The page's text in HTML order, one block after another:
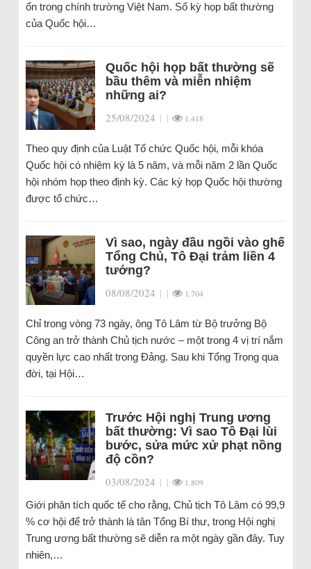
ổn trong chính trường Việt Nam. Số kỳ họp bất thường
của Quốc hội…
Quốc hội họp bất thường sẽ
bầu thêm và miễn nhiệm
những ai?
25/08/2024 | | 1.418
Theo quy định của Luật Tổ chức Quốc hội, mỗi khóa
Quốc hội có nhiệm kỳ là 5 năm, và mỗi năm 2 lần Quốc
hội nhóm họp theo định kỳ. Các kỳ họp Quốc hội thường
được tổ chức…
Vì sao, ngày đầu ngồi vào ghế
Tổng Chủ, Tô Đại trảm liền 4
tướng?
08/08/2024 | | 1.704
Chỉ trong vòng 73 ngày, ông Tô Lâm từ Bộ trưởng Bộ
Công an trở thành Chủ tịch nước – một trong 4 vị trí nắm
quyền lực cao nhất trong Đảng. Sau khi Tổng Trọng qua
đời, tại Hội…
Trước Hội nghị Trung ương
bất thường: Vì sao Tô Đại lùi
bước, sửa mức xử phạt nồng
độ cồn?
03/08/2024 | | 1.809
Giới phân tích quốc tế cho rằng, Chủ tịch Tô Lâm có 99,9
% cơ hội để trở thành là tân Tổng Bí thư, trong Hội nghị
Trung ương bất thường sẽ diễn ra một ngày gần đây. Tuy
nhiên,…